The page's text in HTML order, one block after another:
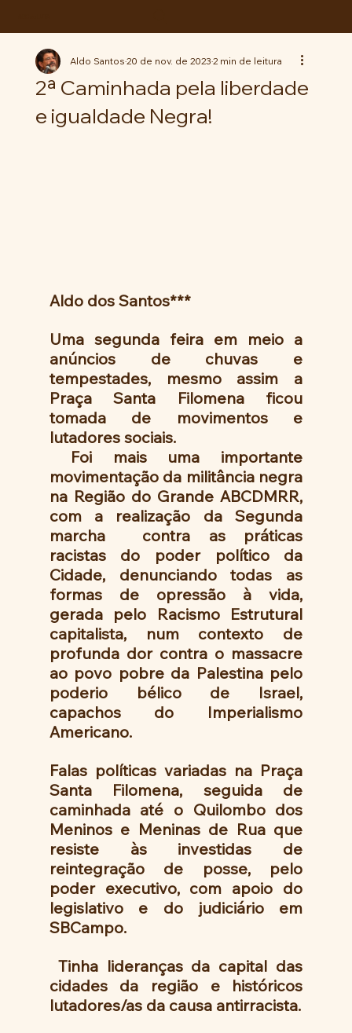
2ª Caminhada pela liberdade
e igualdade Negra!
Aldo Santos20 de nov. de 20232 min de leitura
Aldo dos Santos***
Uma segunda feira em meio a
anúncios de chuvas e
tempestades, mesmo assim a
Praça Santa Filomena ficou
tomada de movimentos e
lutadores sociais.
movimentação da militância negra
na Região do Grande ABCDMRR,
com a realização da Segunda
marcha  contra as práticas
racistas do poder político da
Cidade, denunciando todas as
formas de opressão à vida,
gerada pelo Racismo Estrutural
capitalista, num contexto de
profunda dor contra o massacre
ao povo pobre da Palestina pelo
poderio bélico de Israel,
capachos do Imperialismo
Americano.
Falas políticas variadas na Praça
Santa Filomena, seguida de
caminhada até o Quilombo dos
Meninos e Meninas de Rua que
resiste às investidas de
reintegração de posse, pelo
poder executivo, com apoio do
legislativo e do judiciário em
SBCampo.
cidades da região e históricos
lutadores/as da causa antirracista.